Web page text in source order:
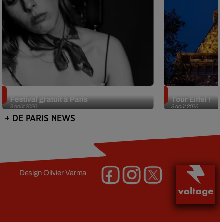
3 août 2026
Festival gratuit à Paris
3 août 2026
Tour Eiffel !
+ DE PARIS NEWS
DesignOlivier Varma